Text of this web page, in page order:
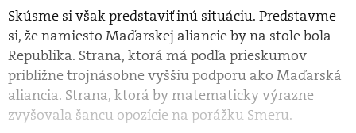
Skúsme si však predstaviť inú situáciu. Predstavme
si, že namiesto Maďarskej aliancie by na stole bola
Republika. Strana, ktorá má podľa prieskumov
približne trojnásobne vyššiu podporu ako Maďarská
aliancia. Strana, ktorá by matematicky výrazne
zvyšovala šancu opozície na porážku Smeru.